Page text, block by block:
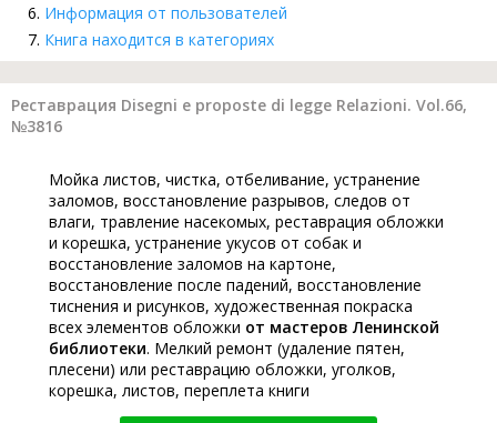
Информация от пользователей
Книга находится в категориях
Реставрация Disegni e proposte di legge Relazioni. Vol.66,
№3816
Мойка листов, чистка, отбеливание, устранение
заломов, восстановление разрывов, следов от
влаги, травление насекомых, реставрация обложки
и корешка, устранение укусов от собак и
восстановление заломов на картоне,
восстановление после падений, восстановление
тиснения и рисунков, художественная покраска
всех элементов обложки от мастеров Ленинской
библиотеки. Мелкий ремонт (удаление пятен,
плесени) или реставрацию обложки, уголков,
корешка, листов, переплета книги